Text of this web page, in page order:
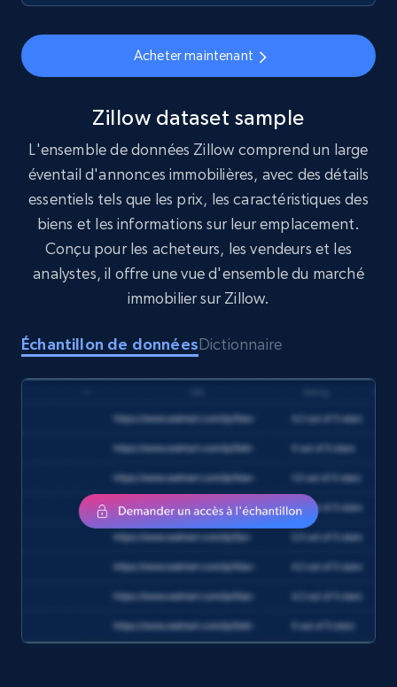
Habitaciones, Banos, and more.
Real estate
Acheter maintenant
Zillow dataset sample
L'ensemble de données Zillow comprend un large
éventail d'annonces immobilières, avec des détails
essentiels tels que les prix, les caractéristiques des
biens et les informations sur leur emplacement.
Conçu pour les acheteurs, les vendeurs et les
analystes, il offre une vue d'ensemble du marché
immobilier sur Zillow.
Échantillon de donnéesDictionnaire